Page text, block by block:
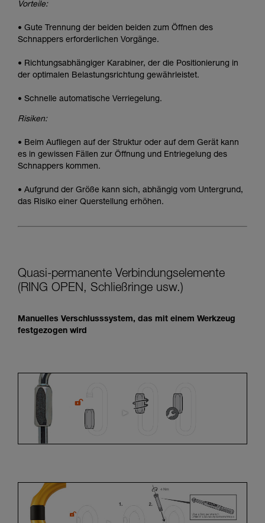
Vorteile:
• Gute Trennung der beiden beiden zum Öffnen des
Schnappers erforderlichen Vorgänge.
• Richtungsabhängiger Karabiner, der die Positionierung in
der optimalen Belastungsrichtung gewährleistet.
• Schnelle automatische Verriegelung.
Risiken:
• Beim Aufliegen auf der Struktur oder auf dem Gerät kann
es in gewissen Fällen zur Öffnung und Entriegelung des
Schnappers kommen.
• Aufgrund der Größe kann sich, abhängig vom Untergrund,
das Risiko einer Querstellung erhöhen.
Quasi-permanente Verbindungselemente
(RING OPEN, Schließringe usw.)
Manuelles Verschlusssystem, das mit einem Werkzeug
festgezogen wird